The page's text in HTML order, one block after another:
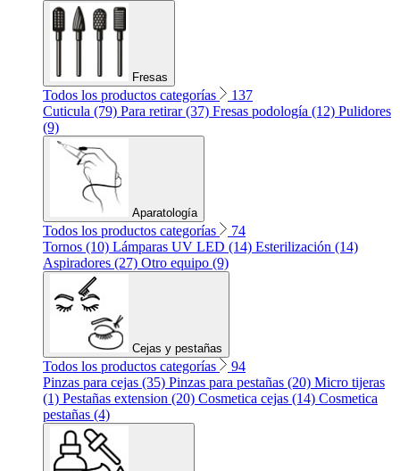
Fresas
Todos los productos categorías
137
Cuticula (79) Para retirar (37) Fresas podología (12) Pulidores
(9)
Aparatología
Todos los productos categorías
74
Tornos (10) Lámparas UV LED (14) Esterilización (14)
Aspiradores (27) Otro equipo (9)
Cejas y pestañas
Todos los productos categorías
94
Pinzas para cejas (35) Pinzas para pestañas (20) Micro tijeras
(1) Pestañas extension (20) Cosmetica cejas (14) Cosmetica
pestañas (4)